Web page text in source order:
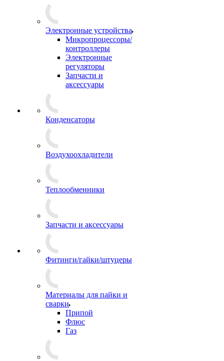
Электронные устройства
Микропроцессоры/
контроллеры
Электронные
регуляторы
Запчасти и
аксессуары
Конденсаторы
Воздухоохладители
Теплообменники
Запчасти и аксессуары
Фитинги/гайки/штуцеры
Материалы для пайки и
сварки
Припой
Флюс
Газ